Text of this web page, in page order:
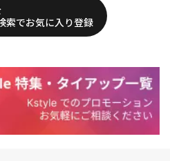
索でお気に入り登録